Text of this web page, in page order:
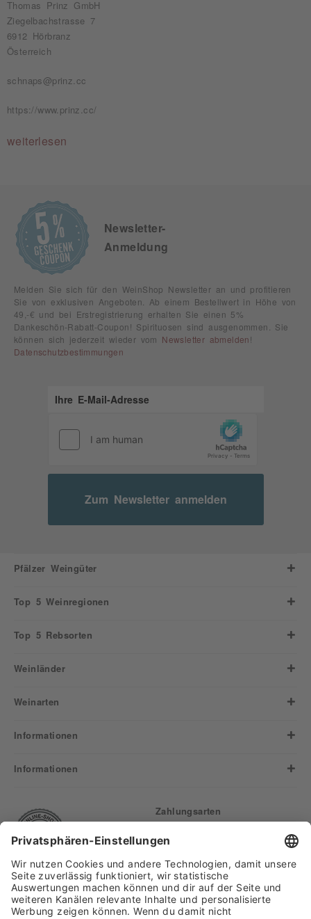
Thomas Prinz GmbH
Ziegelbachstrasse 7
6912 Hörbranz
Österreich
schnaps@prinz.cc
https://www.prinz.cc/
weiterlesen
Newsletter-
Anmeldung
Melden Sie sich für den WeinShop Newsletter an und profitieren
Sie von exklusiven Angeboten. Ab einem Bestellwert in Höhe von
49,-€ und bei Erstregistrierung erhalten Sie einen 5%
Dankeschön-Rabatt-Coupon! Spirituosen sind ausgenommen. Sie
können sich jederzeit wieder vom Newsletter abmelden !
Datenschutzbestimmungen
Zum Newsletter anmelden
Pfälzer Weingüter
Top 5 Weinregionen
Top 5 Rebsorten
Weinländer
Weinarten
Informationen
Informationen
Zahlungsarten
Finden Sie uns auf: